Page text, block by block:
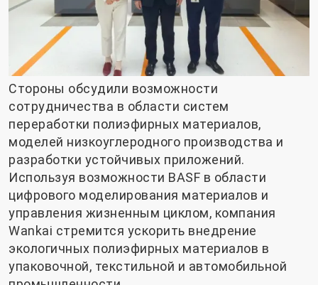
Стороны обсудили возможности
сотрудничества в области систем
переработки полиэфирных материалов,
моделей низкоуглеродного производства и
разработки устойчивых приложений.
Используя возможности BASF в области
цифрового моделирования материалов и
управления жизненным циклом, компания
Wankai стремится ускорить внедрение
экологичных полиэфирных материалов в
упаковочной, текстильной и автомобильной